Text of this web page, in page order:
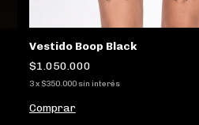
Vestido Boop Black
$1.050.000
3x $350.000 sin interés
Comprar